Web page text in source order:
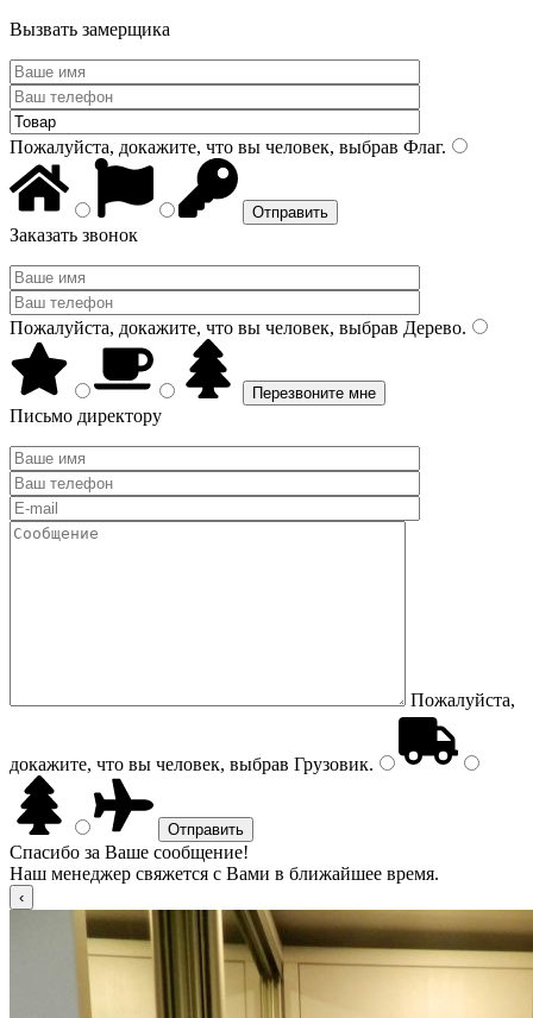
Вызвать замерщика
Пожалуйста, докажите, что вы человек, выбрав Флаг.
Заказать звонок
Пожалуйста, докажите, что вы человек, выбрав Дерево.
Письмо директору
Пожалуйста,
докажите, что вы человек, выбрав Грузовик.
Спасибо за Ваше сообщение!
Наш менеджер свяжется с Вами в ближайшее время.